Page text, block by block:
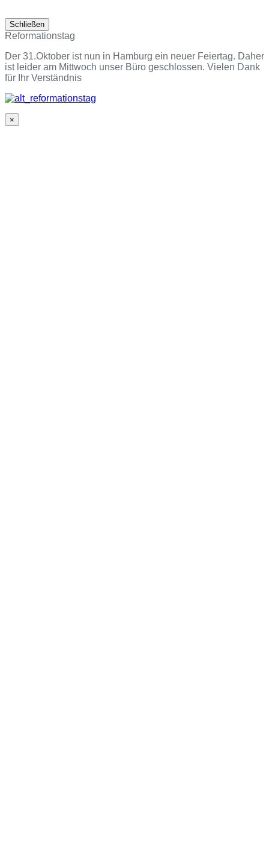
Schließen
Reformationstag
Der 31.Oktober ist nun in Hamburg ein neuer Feiertag. Daher
ist leider am Mittwoch unser Büro geschlossen. Vielen Dank
für Ihr Verständnis
×